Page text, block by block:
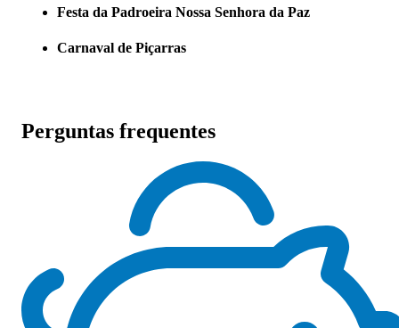
Festa da Padroeira Nossa Senhora da Paz
Carnaval de Piçarras
Perguntas frequentes